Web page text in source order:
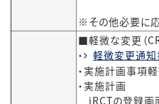
※その他必要に
■軽微な変更（
・
軽微変更通知
・実施計画事項
・実施計画
jRCTの登録画